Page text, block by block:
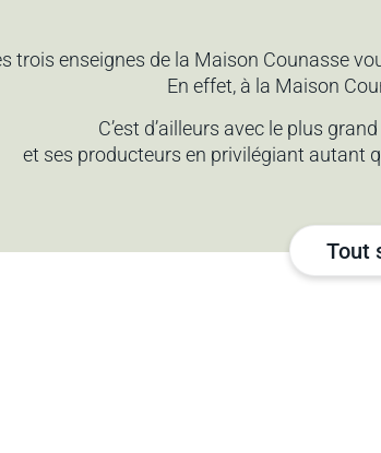
trois enseignes de la Maison Counasse
En effet, à la Maison
C’est d’ailleurs avec le plus
et ses producteurs en privilégiant autant
Tout